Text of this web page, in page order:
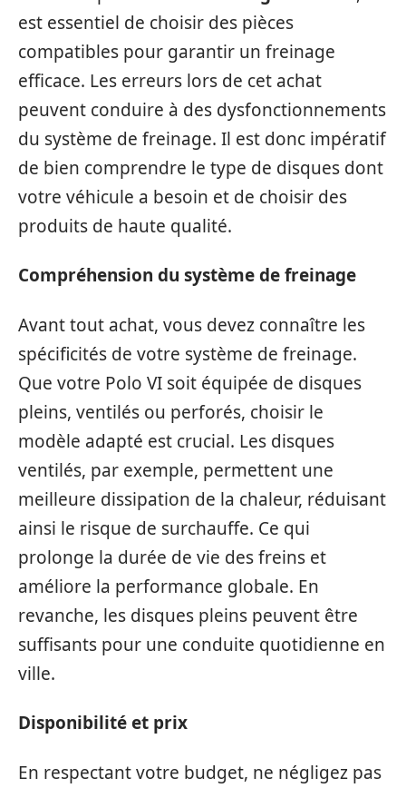
est essentiel de choisir des pièces
compatibles pour garantir un freinage
efficace. Les erreurs lors de cet achat
peuvent conduire à des dysfonctionnements
du système de freinage. Il est donc impératif
de bien comprendre le type de disques dont
votre véhicule a besoin et de choisir des
produits de haute qualité.
Compréhension du système de freinage
Avant tout achat, vous devez connaître les
spécificités de votre système de freinage.
Que votre Polo VI soit équipée de disques
pleins, ventilés ou perforés, choisir le
modèle adapté est crucial. Les disques
ventilés, par exemple, permettent une
meilleure dissipation de la chaleur, réduisant
ainsi le risque de surchauffe. Ce qui
prolonge la durée de vie des freins et
améliore la performance globale. En
revanche, les disques pleins peuvent être
suffisants pour une conduite quotidienne en
ville.
Disponibilité et prix
En respectant votre budget, ne négligez pas